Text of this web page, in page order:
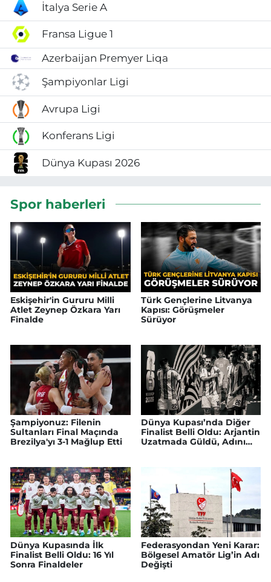
İtalya Serie A
Fransa Ligue 1
Azerbaijan Premyer Liqa
Şampiyonlar Ligi
Avrupa Ligi
Konferans Ligi
Dünya Kupası 2026
Spor haberleri
Eskişehir'in Gururu Milli
Atlet Zeynep Özkara Yarı
Finalde
Türk Gençlerine Litvanya
Kapısı: Görüşmeler
Sürüyor
Şampiyonuz: Filenin
Sultanları Final Maçında
Brezilya'yı 3-1 Mağlup Etti
Dünya Kupası’nda Diğer
Finalist Belli Oldu: Arjantin
Uzatmada Güldü, Adını
Dünya Kupasında İlk
Finalist Belli Oldu: 16 Yıl
Sonra Finaldeler
Federasyondan Yeni Karar:
Bölgesel Amatör Lig’in Adı
Değişti